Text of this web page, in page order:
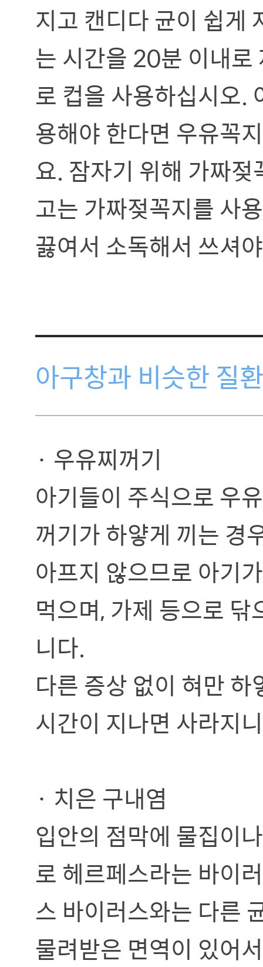
지고 캔디다 균이 쉽게
는 시간을 20분 이내로
로 컵을 사용하십시오.
용해야 한다면 우유꼭
요. 잠자기 위해 가짜
고는 가짜젖꼭지를 사
끓여서 소독해서 쓰셔
아구창과 비슷한 질
· 우유찌꺼기
아기들이 주식으로 우
꺼기가 하얗게 끼는 경
아프지 않으므로 아기
먹으며, 가제 등으로
니다.
다른 증상 없이 혀만
시간이 지나면 사라지
· 치은 구내염
입안의 점막에 물집이
로 헤르페스라는 바이
스 바이러스와는 다른
물려받은 면역이 있어